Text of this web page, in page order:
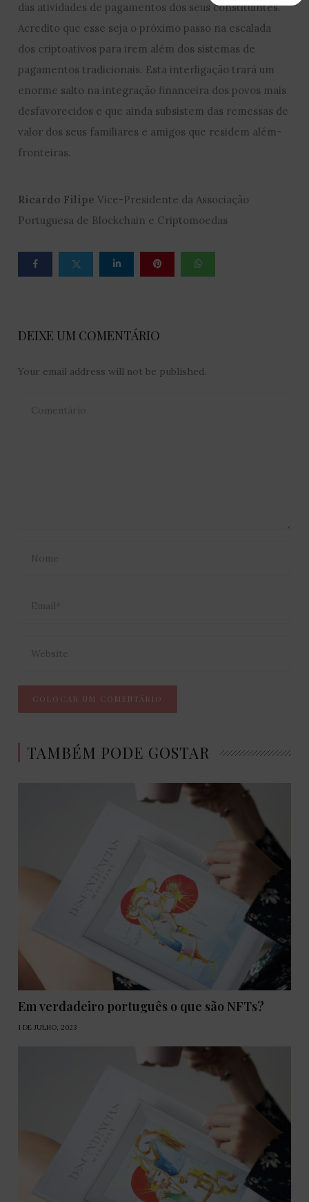
das atividades de pagamentos dos seus constituintes.
Acredito que esse seja o próximo passo na escalada
dos criptoativos para irem além dos sistemas de
pagamentos tradicionais. Esta interligação trará um
enorme salto na integração financeira dos povos mais
desfavorecidos e que ainda subsistem das remessas de
valor dos seus familiares e amigos que residem além-
fronteiras.
Ricardo Filipe Vice-Presidente da Associação
Portuguesa de Blockchain e Criptomoedas
DEIXE UM COMENTÁRIO
Your email address will not be published.
TAMBÉM PODE GOSTAR
Em verdadeiro português o que são NFTs?
1 DE JULHO, 2023